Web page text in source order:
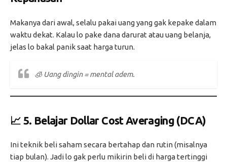
Makanya dari awal, selalu pakai uang yang gak kepake dalam
waktu dekat. Kalau lo pake dana darurat atau uang belanja,
jelas lo bakal panik saat harga turun.
🧊 Uang dingin = mental adem.
📈 5. Belajar Dollar Cost Averaging (DCA)
Ini teknik beli saham secara bertahap dan rutin (misalnya
tiap bulan). Jadi lo gak perlu mikirin beli di harga tertinggi